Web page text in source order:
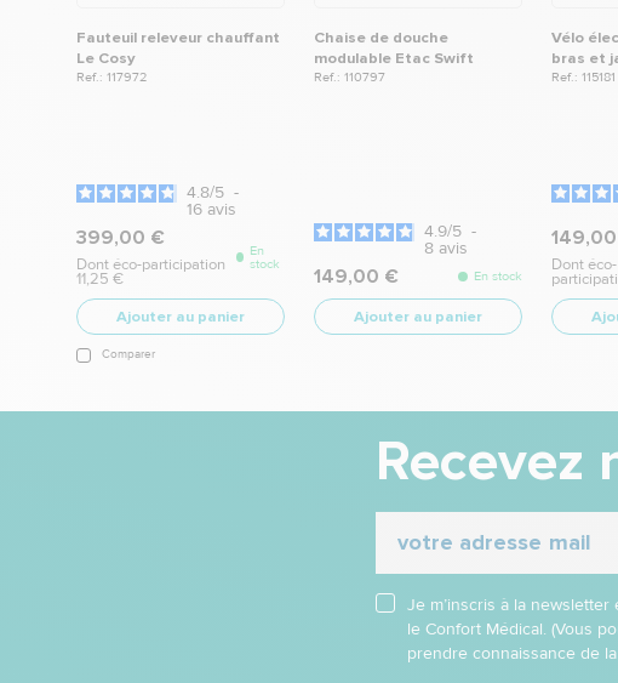
Fauteuil releveur chauffant
Le Cosy
Ref.: 117972
4.8/5 -
16 avis
En
stock
399,00 €
Dont éco-participation
11,25 €
Ajouter au panier
Comparer
Chaise de douche
modulable Etac Swift
Ref.: 110797
4.9/5 -
8 avis
En stock
149,00 €
Ajouter au panier
Vélo
bras et
Ref.: 115181
Dont éco-
Recevez
Je m’inscris à la
le Confort Médical. (Vous
prendre connaissance de